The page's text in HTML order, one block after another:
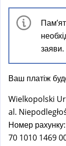
заяви.
Ваш платіж
Wielkopolski
al.
Номер рахунку:
70 1010 1469